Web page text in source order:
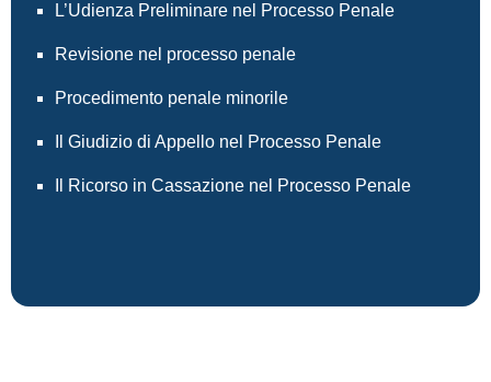
L’Udienza Preliminare nel Processo Penale
Revisione nel processo penale
Procedimento penale minorile
Il Giudizio di Appello nel Processo Penale
Il Ricorso in Cassazione nel Processo Penale